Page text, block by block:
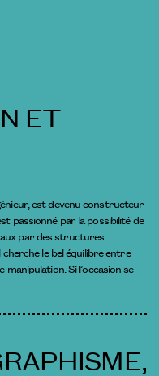
ET
est devenu constructeur
passionné par la possibilité de
par des structures
le bel équilibre entre
Si l’occasion se